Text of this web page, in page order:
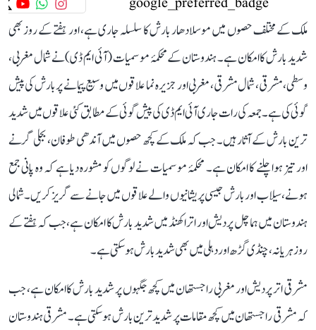
ملک کے مختلف حصوں میں موسلادھار بارش کا سلسلہ جاری ہے، اور ہفتے کے روز بھی
شدید بارش کا امکان ہے۔ ہندوستان کے محکمۂ موسمیات (آئی ایم ڈی) نے شمال مغربی،
وسطی، مشرقی، شمال مشرقی، مغربی اور جزیرہ نما علاقوں میں وسیع پیمانے پر بارش کی پیش
گوئی کی ہے۔ جمعہ کی رات جاری آئی ایم ڈی کی پیش گوئی کے مطابق کئی علاقوں میں شدید
ترین بارش کے آثار ہیں۔ جب کہ ملک کے کچھ حصوں میں آندھی طوفان، بجلی گرنے
اور تیز ہوا چلنے کا امکان ہے۔ محکمۂ موسمیات نے لوگوں کو مشورہ دیا ہے کہ وہ پانی جمع
ہونے، سیلاب اور بارش جیسی پریشانیوں والے علاقوں میں جانے سے گریز کریں۔ شمالی
ہندوستان میں ہماچل پردیش اور اتراکھنڈ میں شدید بارش کا امکان ہے، جب کہ ہفتے کے
روز ہریانہ، چنڈی گڑھ اور دہلی میں بھی شدید بارش ہوسکتی ہے۔
مشرقی اتر پردیش اور مغربی راجستھان میں کچھ جگہوں پر شدید بارش کا امکان ہے، جب
کہ مشرقی راجستھان میں کچھ مقامات پر شدید ترین بارش ہوسکتی ہے۔ مشرقی ہندوستان